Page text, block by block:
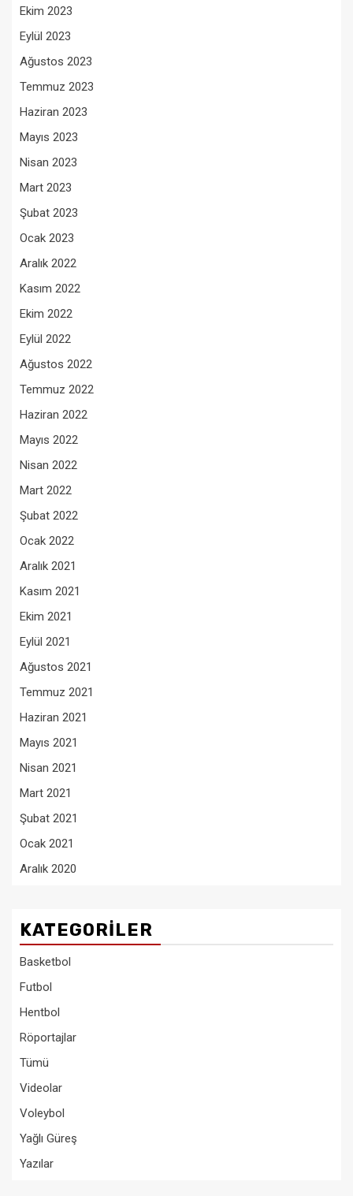
Ekim 2023
Eylül 2023
Ağustos 2023
Temmuz 2023
Haziran 2023
Mayıs 2023
Nisan 2023
Mart 2023
Şubat 2023
Ocak 2023
Aralık 2022
Kasım 2022
Ekim 2022
Eylül 2022
Ağustos 2022
Temmuz 2022
Haziran 2022
Mayıs 2022
Nisan 2022
Mart 2022
Şubat 2022
Ocak 2022
Aralık 2021
Kasım 2021
Ekim 2021
Eylül 2021
Ağustos 2021
Temmuz 2021
Haziran 2021
Mayıs 2021
Nisan 2021
Mart 2021
Şubat 2021
Ocak 2021
Aralık 2020
KATEGORILER
Basketbol
Futbol
Hentbol
Röportajlar
Tümü
Videolar
Voleybol
Yağlı Güreş
Yazılar